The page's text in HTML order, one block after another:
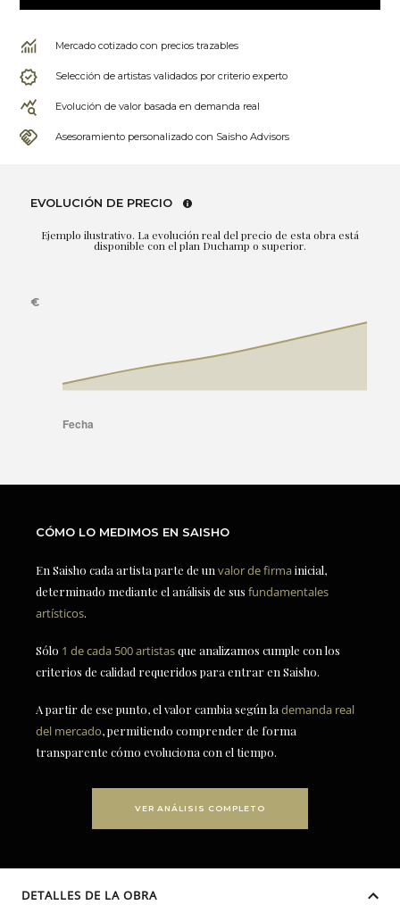
Mercado cotizado con precios trazables
Selección de artistas validados por criterio experto
Evolución de valor basada en demanda real
Asesoramiento personalizado con Saisho Advisors
EVOLUCIÓN DE PRECIO
Ejemplo ilustrativo. La evolución real del precio de esta obra está
disponible con el plan Duchamp o superior.
CÓMO LO MEDIMOS EN SAISHO
En Saisho cada artista parte de un valor de firmainicial,
determinado mediante el análisis de sus fundamentales
artísticos.
Sólo 1 de cada 500 artistasque analizamos cumple con los
criterios de calidad requeridos para entrar en Saisho.
A partir de ese punto, el valor cambia según la demanda real
del mercado, permitiendo comprender de forma
transparente cómo evoluciona con el tiempo.
VER ANÁLISIS COMPLETO
DETALLES DE LA OBRA